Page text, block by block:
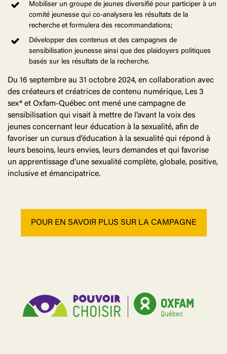
Mobiliser un groupe de jeunes diversifié pour participer à un
comité jeunesse qui co-analysera les résultats de la
recherche et formulera des recommandations;
Développer des contenus et des campagnes de
sensibilisation jeunesse ainsi que des plaidoyers politiques
basés sur les résultats de la recherche.
Du 16 septembre au 31 octobre 2024, en collaboration avec
des créateurs et créatrices de contenu numérique, Les 3
sex* et Oxfam-Québec ont mené une campagne de
sensibilisation qui visait à mettre de l’avant la voix des
jeunes concernant leur éducation à la sexualité, afin de
favoriser un cursus d’éducation à la sexualité qui répond à
leurs besoins, leurs envies, leurs demandes et qui favorise
un apprentissage d’une sexualité complète, globale, positive,
inclusive et émancipatrice.
POUR EN SAVOIR PLUS SUR LA CAMPAGNE